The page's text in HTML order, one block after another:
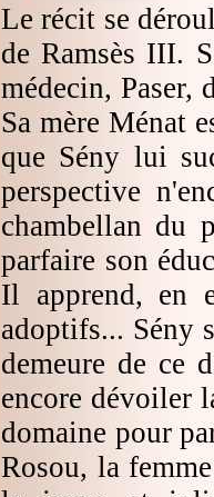
Le récit se
de Ramsès III.
médecin,
Sa mère Ménat
que Sény lui
perspective
chambellan du
parfaire son
Il apprend, en
adoptifs... Sény
demeure de ce
encore dévoiler
domaine pour
Rosou, la